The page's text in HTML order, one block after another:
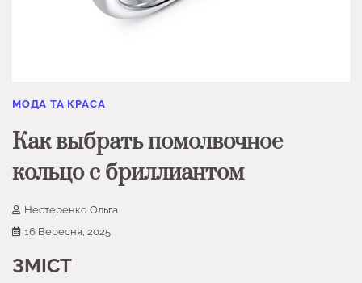
МОДА ТА КРАСА
Как выбрать помолвочное
кольцо с бриллиантом
Нестеренко Ольга
16 Вересня, 2025
ЗМІСТ